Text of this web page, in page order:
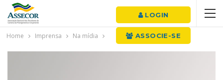
LOGIN
ASSOCIE-SE
Home Imprensa Na mídia